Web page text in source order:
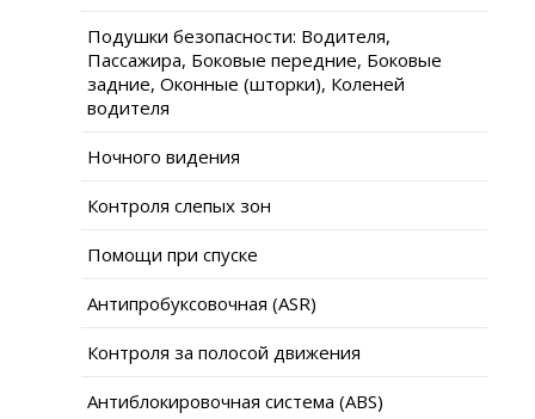
Подушки безопасности: Водителя,
Пассажира, Боковые передние, Боковые
задние, Оконные (шторки), Коленей
водителя
Ночного видения
Контроля слепых зон
Помощи при спуске
Антипробуксовочная (ASR)
Контроля за полосой движения
Антиблокировочная система (ABS)